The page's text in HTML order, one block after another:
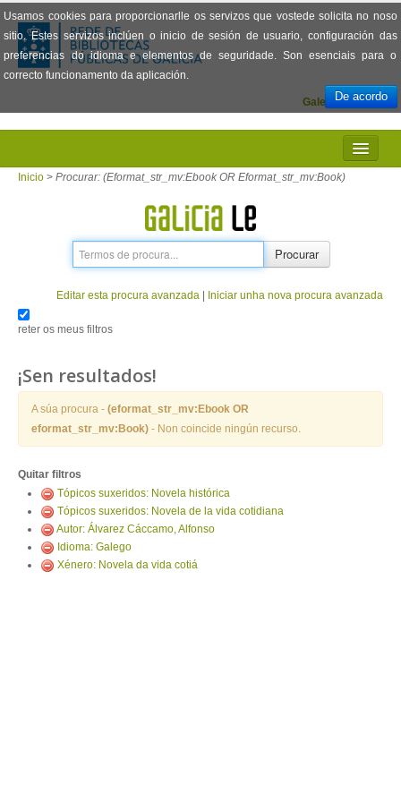
Usamos cookies para proporcionarlle os servizos que vostede solicita no noso
sitio. Estes servizos inclúen o inicio de sesión de usuario, configuración das
preferencias do idioma e elementos de seguridade. Son esenciais para o
correcto funcionamento da aplicación.
De acordo
Español
Galego
INICIO
PRÉSTAMO
ENTRAR
Inicio > Procurar: (Eformat_str_mv:Ebook OR Eformat_str_mv:Book)
Procurar
Editar esta procura avanzada Iniciar unha nova procura avanzada
reter os meus filtros
¡Sen resultados!
A súa procura - (eformat_str_mv:Ebook OR
eformat_str_mv:Book) - Non coincide ningún recurso.
Quitar filtros
Tópicos suxeridos: Novela histórica
Tópicos suxeridos: Novela de la vida cotidiana
Autor: Álvarez Cáccamo, Alfonso
Idioma: Galego
Xénero: Novela da vida cotiá